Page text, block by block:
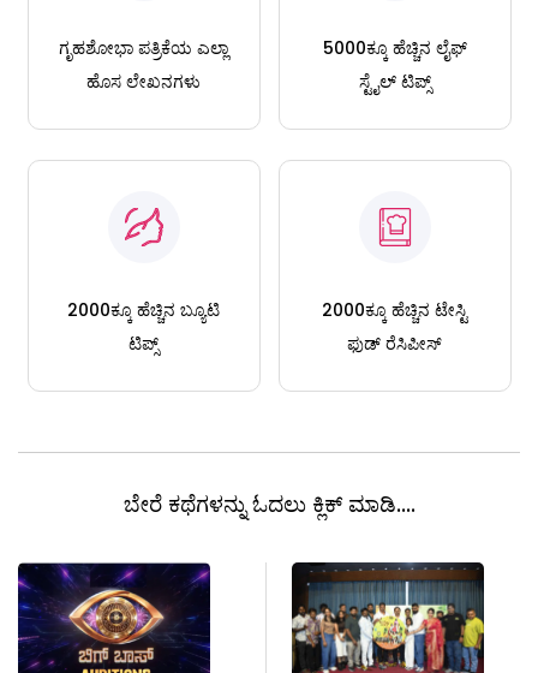
ಗೃಹಶೋಭಾ ಪತ್ರಿಕೆಯ ಎಲ್ಲಾ
ಹೊಸ ಲೇಖನಗಳು
5000ಕ್ಕೂ ಹೆಚ್ಚಿನ ಲೈಫ್
ಸ್ಟೈಲ್ ಟಿಪ್ಸ್
2000ಕ್ಕೂ ಹೆಚ್ಚಿನ ಬ್ಯೂಟಿ
ಟಿಪ್ಸ್
2000ಕ್ಕೂ ಹೆಚ್ಚಿನ ಟೇಸ್ಟಿ
ಫುಡ್ ರೆಸಿಪೀಸ್
ಬೇರೆ ಕಥೆಗಳನ್ನು ಓದಲು ಕ್ಲಿಕ್ ಮಾಡಿ....